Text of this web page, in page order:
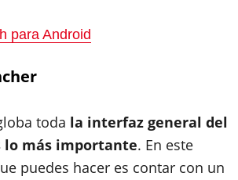
para Android
toda la interfaz general del
lo más importante. En este
puedes hacer es contar con un